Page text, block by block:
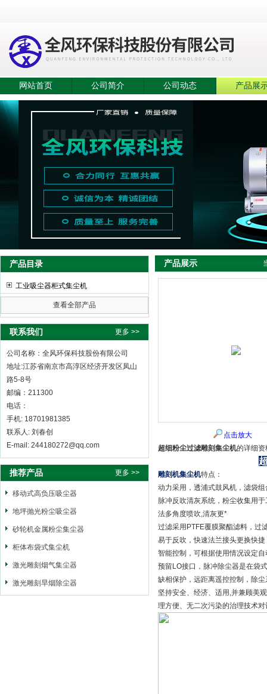
网站首页 公司简介 公司动态 产品展
产品目录
工业吸尘器柜式集尘机
查看全部产品
联系我们 更多 >>
公司名称：全风环保科技股份有限公司
地址:江苏省南京市高淳区经济开发区凤山
路5-8号
邮编：211300
电话：
手机: 18701981385
联系人: 刘春创
E-mail: 244180272@qq.com
推荐产品 更多 >>
移动式高负压吸尘器
地坪抛光粉尘吸尘器
砂轮机金属粉尘集尘器
柜体布袋式集尘机
激光雕刻烟气集尘器
激光雕刻旱烟除尘器
产品展示
点击放大
超细粉尘过滤雕刻集尘机的详细资
雕刻机集尘机特点：
动力采用，透浦式鼓风机，滤袋
脉冲反吹清灰系统，粉尘收集用
法多角度喷吹,清灰更*
过滤采用PTFE覆膜聚酯滤料，过
易于反吹，快速法兰接头更换快捷
智能控制，可根据使用情况设定
预留LO接口，脉冲除尘器是在袋
缺相保护，远距离遥控控制，除
坚持安全、经济、适用,并兼顾美
理方便、无二次污染的治理技术